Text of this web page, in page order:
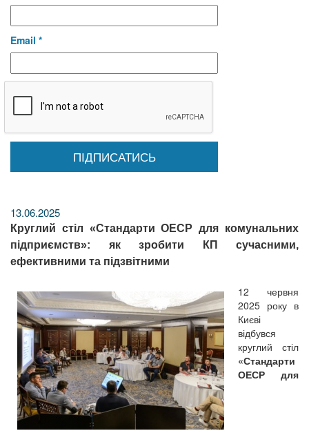
Email *
13.06.2025
Круглий стіл «Стандарти ОЕСР для комунальних
підприємств»: як зробити КП сучасними,
ефективними та підзвітними
12 червня
2025 року в
Києві
відбувся
круглий стіл
«Стандарти
ОЕСР для